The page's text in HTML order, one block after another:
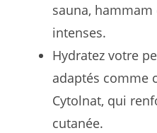
sauna,
intenses.
Hydratez votre
adaptés comme
Cytolnat, qui
cutanée.